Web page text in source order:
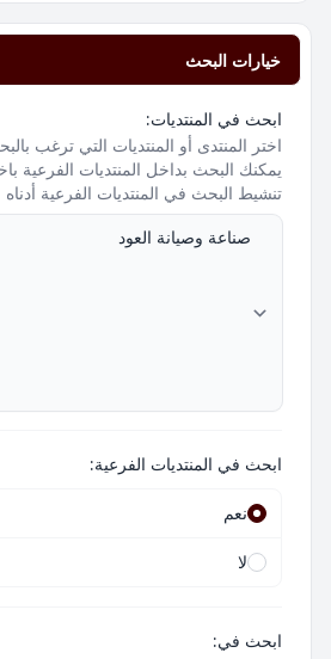
خيارات البحث
ابحث في المنتديات:
اختر المنتدى أو المنتديات التي ترغب
يمكنك البحث بداخل المنتديات الفرعية
تنشيط البحث في المنتديات الفرعية أدناه
ابحث في المنتديات الفرعية:
نعم
لا
ابحث في: